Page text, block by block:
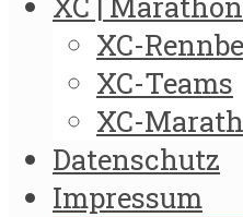
XC-
XC-Teams
XC-
Datenschutz
Impressum